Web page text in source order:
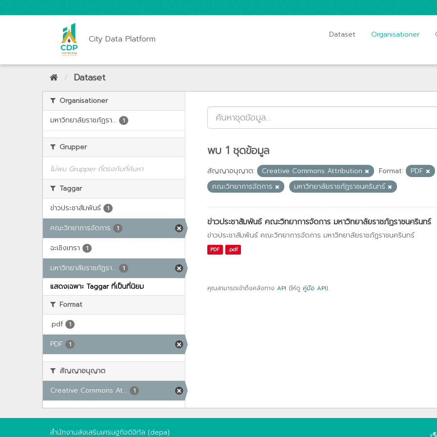
City Data Platform Dataset Organisationer
Dataset
Organisationer
มหาวิทยาลัยราชภัฏรา...
1
Grupper
ไม่พบ Grupper ที่ตรงกับที่ค้นหา
Taggar
ข่าวประชาสัมพันธ์
1
คณะวิทยาการจัดการ 1
ฉะเชิงเทรา 1
มหาวิทยาลัยราชภัฏรา... 1
แสดงเฉพาะ Taggar ที่เป็นที่นิยม
Format
.pdf
1
PDF 1
สัญญาอนุญาต
Creative Commons At...
1
พบ 1 ชุดข้อมูล
สัญญาอนุญาต: Creative Commons Attribution Format: PDF
คณะวิทยาการจัดการ
มหาวิทยาลัยราชภัฏราชนครินทร์
ข่าวประชาสัมพันธ์ คณะวิทยาการจัดการ มหาวิทยาลัยราชภัฏราชนครินทร์
ข่าวประชาสัมพันธ์ คณะวิทยาการจัดการ มหาวิทยาลัยราชภัฏราชนครินทร์
PDF .pdf
คุณสามารถเข้าถึงคลังทาง API (ให้ดู คู่มือ API).
สำนักงานส่งเสริมเศรษฐกิจดิจิทัล (depa)